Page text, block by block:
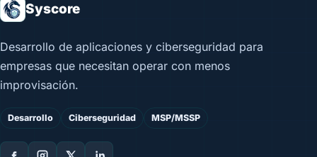
Syscore
Desarrollo de aplicaciones y ciberseguridad para
empresas que necesitan operar con menos
improvisación.
Desarrollo Ciberseguridad MSP/MSSP